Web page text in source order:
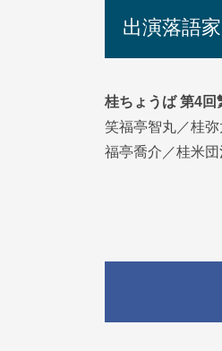
出演落語家
桂ちょうば 第4回
笑福亭智丸／桂
福亭喬介／桂米団